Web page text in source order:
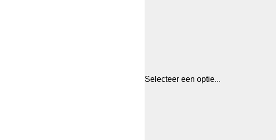
Selecteer een optie...